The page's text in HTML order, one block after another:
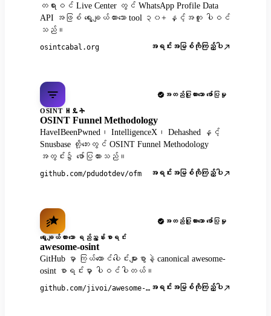
တရားဝင် Live Center တွင် WhatsApp Profile Data
API အဖြစ် ရွေးချယ်ထားသော tool ၃၀+ နှင့်အတူ ပါဝင်
သည်။
osintcabal.org အရင်းအမြစ်ကိုကြည့်ပါ
အတည်ပြုထားသော ဖော်ပြမှု
OSINT ዘዴት
OSINT Funnel Methodology
HaveIBeenPwned၊ IntelligenceX၊ Dehashed နှင့်
Snusbase တို့ဘေးတွင် OSINT Funnel Methodology
အတွင်း၌ ဖော်ပြထားသည်။
github.com/pdudotdev/ofm အရင်းအမြစ်ကိုကြည့်ပါ
အတည်ပြုထားသော ဖော်ပြမှု
ရွေးချယ်ထားသော ရည်ညွှန်းစာရင်း
awesome-osint
GitHub မှာ ကြယ်ထောင်ပေါင်းများစွာနဲ့ canonical awesome-
osint စာရင်းမှာ ပါဝင်ပါတယ်။
github.com/jivoi/awesome-osint အရင်းအမြစ်ကိုကြည့်ပါ